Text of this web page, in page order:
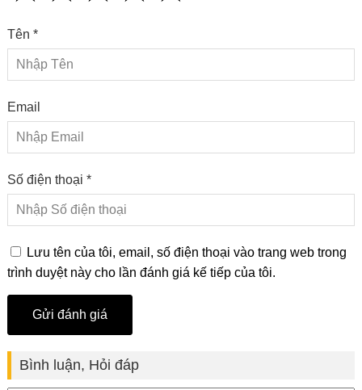
Tên *
Email
Số điện thoại *
Lưu tên của tôi, email, số điện thoại vào trang web trong
trình duyệt này cho lần đánh giá kế tiếp của tôi.
Bình luận, Hỏi đáp